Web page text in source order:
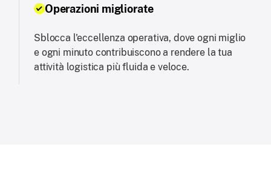
Operazioni migliorate
Sblocca l'eccellenza operativa, dove ogni miglio
e ogni minuto contribuiscono a rendere la tua
attività logistica più fluida e veloce.